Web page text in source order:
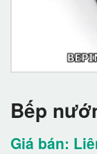
Bếp
Giá bán: